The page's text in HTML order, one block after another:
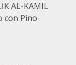
AL-KAMIL
con Pino